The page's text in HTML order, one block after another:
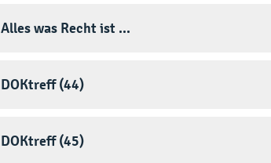
Alles was Recht ist ...
DOKtreff (44)
DOKtreff (45)